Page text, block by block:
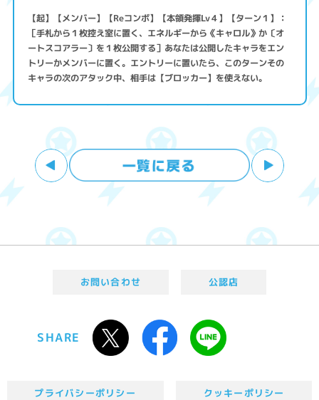
【起】【メンバー】【Reコンボ】【本領発揮Lv４】【ターン１】：
［手札から１枚控え室に置く、エネルギーから《キャロル》か〔オ
ートスコアラー〕を１枚公開する］あなたは公開したキャラをエン
トリーかメンバーに置く。エントリーに置いたら、このターンその
キャラの次のアタック中、相手は【ブロッカー】を使えない。
お問い合わせ 公認店
SHARE
プライバシーポリシー クッキーポリシー